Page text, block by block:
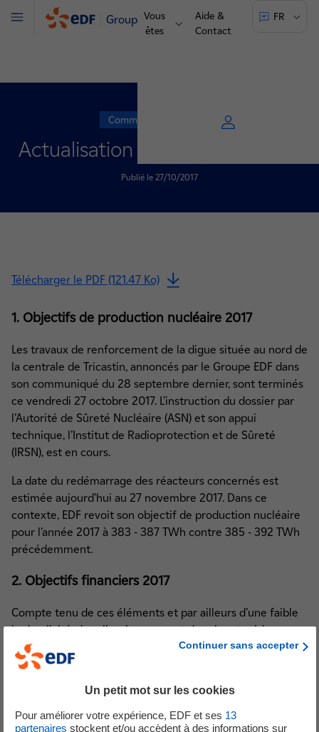
Groupe Vous
êtes
Aide &
Contact
FR
Menu
Communiqué de presse
Actualisation des objectifs 2017
Publié le 27/10/2017
Télécharger le PDF (121.47 Ko)
1. Objectifs de production nucléaire 2017
Les travaux de renforcement de la digue située au nord de
la centrale de Tricastin, annoncés par le Groupe EDF dans
son communiqué du 28 septembre dernier, sont terminés
ce vendredi 27 octobre 2017. L’instruction du dossier par
l’Autorité de Sûreté Nucléaire (ASN) et son appui
technique, l’Institut de Radioprotection et de Sûreté
(IRSN), est en cours.
La date du redémarrage des réacteurs concernés est
estimée aujourd’hui au 27 novembre 2017. Dans ce
contexte, EDF revoit son objectif de production nucléaire
pour l’année 2017 à 383 - 387 TWh contre 385 - 392 TWh
précédemment.
2. Objectifs financiers 2017
Compte tenu de ces éléments et par ailleurs d’une faible
hydraulicité, dans l’environnement de prix actuel, le
Groupe révise son objectif d’EBITDA(1)à 13,4 - 14,0
milliards d’euros contre 13,7 - 14,3 milliards d’euros
être d’environ 2,5x.
Le Groupe reste mobilisé pour atteindre un EBITDA1 2017
Continuer sans accepter
Un petit mot sur les cookies
Pour améliorer votre expérience, EDF et ses 13
partenaires stockent et/ou accèdent à des informations sur